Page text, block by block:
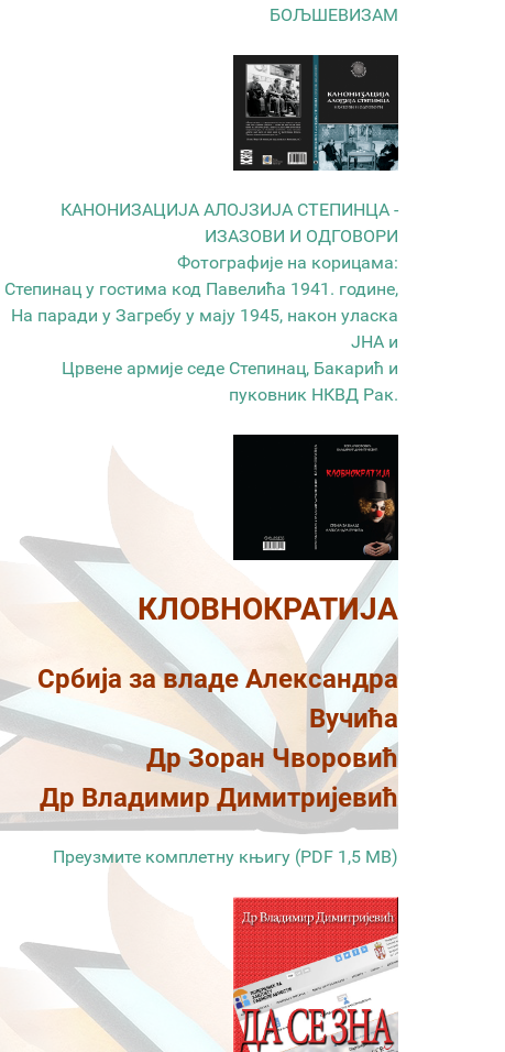
БОЉШЕВИЗАМ
КАНОНИЗАЦИЈА АЛОЈЗИЈА СТЕПИНЦА -
ИЗАЗОВИ И ОДГОВОРИ
Фотографије на корицама:
Степинац у гостима код Павелића 1941. године,
На паради у Загребу у мају 1945, након уласка
ЈНА и
Црвене армије седе Степинац, Бакарић и
пуковник НКВД Рак.
КЛОВНОКРАТИЈА
Србија за владе Александра
Вучића
Др Зоран Чворовић
Др Владимир Димитријевић
Преузмите комплетну књигу (PDF 1,5 MB)